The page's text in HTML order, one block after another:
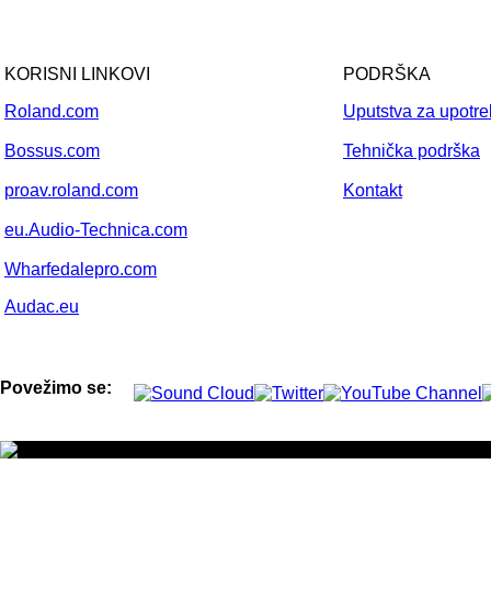
KORISNI LINKOVI
Roland.com
Bossus.com
proav.roland.com
eu.Audio-Technica.com
Wharfedalepro.com
Audac.eu
PODRŠKA
Uputstva za
Tehnička podrška
Kontakt
Povežimo se: